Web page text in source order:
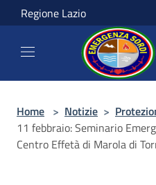
Salta al contenuto principale
Regione Lazio
Home > Notizie >
11 febbraio: Seminario
Centro Effetà di Marola di